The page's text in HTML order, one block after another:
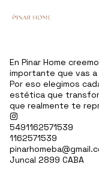
En Pinar Home
importante que vas a
Por eso elegimos
estética que
que realmente te
5491162571539
1162571539
Juncal 2899 CABA